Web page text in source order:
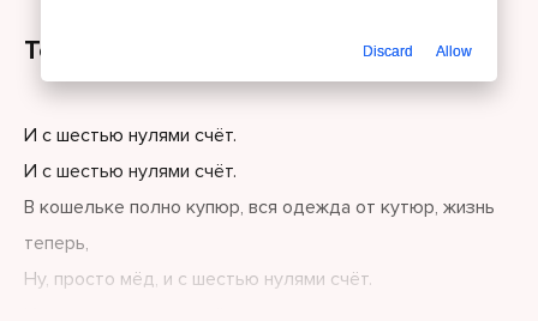
Текст песни
И с шестью нулями счёт.
И с шестью нулями счёт.
В кошельке полно купюр, вся одежда от кутюр, жизнь
теперь,
Ну, просто мёд, и с шестью нулями счёт.
Discard Allow